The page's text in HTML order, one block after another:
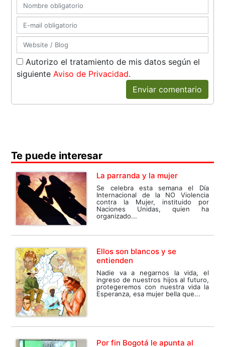
Autorizo el tratamiento de mis datos según el
siguienteAviso de Privacidad.
Enviar comentario
Te puede interesar
La parranda y la mujer
Se celebra esta semana el Día
Internacional de la NO Violencia
contra la Mujer, instituido por
Naciones Unidas, quien ha
organizado...
Ellos son blancos y se
entienden
Nadie va a negarnos la vida, el
ingreso de nuestros hijos al futuro,
protegeremos con nuestra vida la
Esperanza, esa mujer bella que...
Por fin Bogotá le apunta al